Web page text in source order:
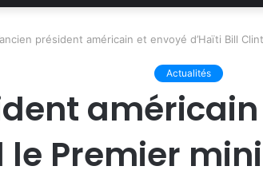
président américain et envoyé d’Haïti Bill
Actualités
Premier